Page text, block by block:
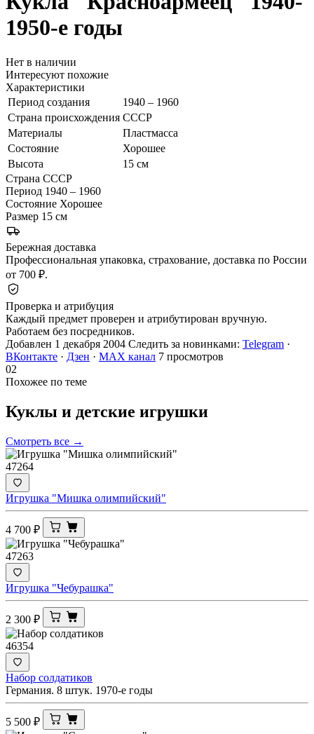
1950-е годы
Нет в наличии
Интересуют похожие
Характеристики
Период создания
1940 – 1960
Страна происхождения СССР
Материалы
Пластмасса
Состояние
Хорошее
Высота
15 см
Страна СССР
Период 1940 – 1960
Состояние Хорошее
Размер 15 см
Бережная доставка
Профессиональная упаковка, страхование, доставка по России
от 700 ₽.
Проверка и атрибуция
Каждый предмет проверен и атрибутирован вручную.
Работаем без посредников.
Добавлен 1 декабря 2004 Следить за новинками: Telegram ·
ВКонтакте · Дзен · MAX канал 7 просмотров
02
Похожее по теме
Куклы и детские игрушки
Смотреть все →
47264
Игрушка "Мишка олимпийский"
4 700 ₽
47263
Игрушка "Чебурашка"
2 300 ₽
46354
Набор солдатиков
Германия. 8 штук. 1970-е годы
5 500 ₽